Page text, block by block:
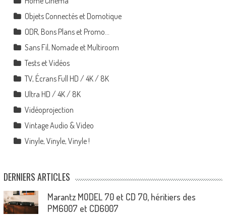
Objets Connectés et Domotique
ODR, Bons Plans et Promo…
Sans Fil, Nomade et Multiroom
Tests et Vidéos
TV, Écrans Full HD / 4K / 8K
Ultra HD / 4K / 8K
Vidéoprojection
Vintage Audio & Video
Vinyle, Vinyle, Vinyle !
DERNIERS ARTICLES
Marantz MODEL 70 et CD 70, héritiers des
PM6007 et CD6007